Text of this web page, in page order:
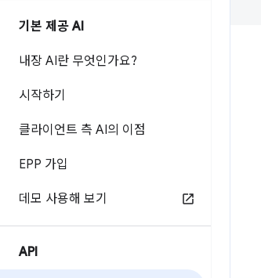
기본 제공 AI
내장 AI란 무엇인가요?
시작하기
클라이언트 측 AI의 이점
EPP 가입
데모 사용해 보기
API